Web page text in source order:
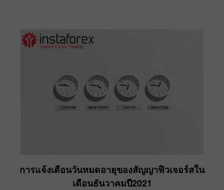
การแจ้งเตือนวันหมดอายุของสัญญาฟิวเจอร์สใน
เดือนธันวาคมปี2021